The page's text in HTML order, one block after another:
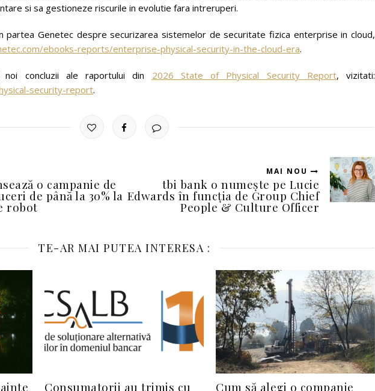
si sa gestioneze riscurile in evolutie fara intreruperi.
partea Genetec despre securizarea sistemelor de securitate fizica enterprise in cloud,
ebooks-reports/enterprise-physical-security-in-the-cloud-era.
concluzii ale raportului din 2026 State of Physical Security Report, vizitati:
security-report.
o campanie de
de până la 30% la
robot
MAI NOU
tbi bank o numește pe Lucie
Edwards în funcția de Group Chief
People & Culture Officer
TE-AR MAI PUTEA INTERESA :
Consumatorii au trimis cu Cum să alegi o companie